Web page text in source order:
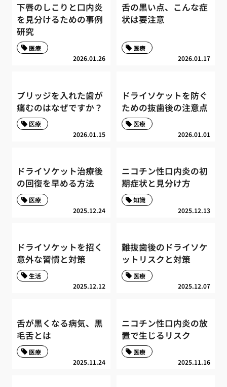
下唇のしこりと口内炎
を見分けるための事例
研究
2026.01.26
医療
舌の黒い点、こんな症
状は要注意
2026.01.17
医療
ブリッジを入れた歯が
痛むのはなぜですか？
2026.01.15
医療
ドライソケットを防ぐ
ための抜歯後の注意点
2026.01.01
医療
ドライソケット治療後
の回復を早める方法
2025.12.24
医療
ニコチン性口内炎の初
期症状と見分け方
2025.12.13
知識
ドライソケットを招く
意外な習慣と対策
2025.12.12
生活
難抜歯後のドライソケ
ットリスクと対策
2025.12.07
医療
舌が黒くなる病気、黒
毛舌とは
2025.11.24
医療
ニコチン性口内炎の放
置で生じるリスク
2025.11.16
医療